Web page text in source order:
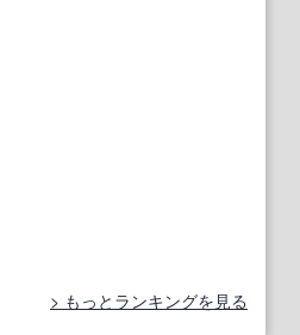
もっとランキングを見る